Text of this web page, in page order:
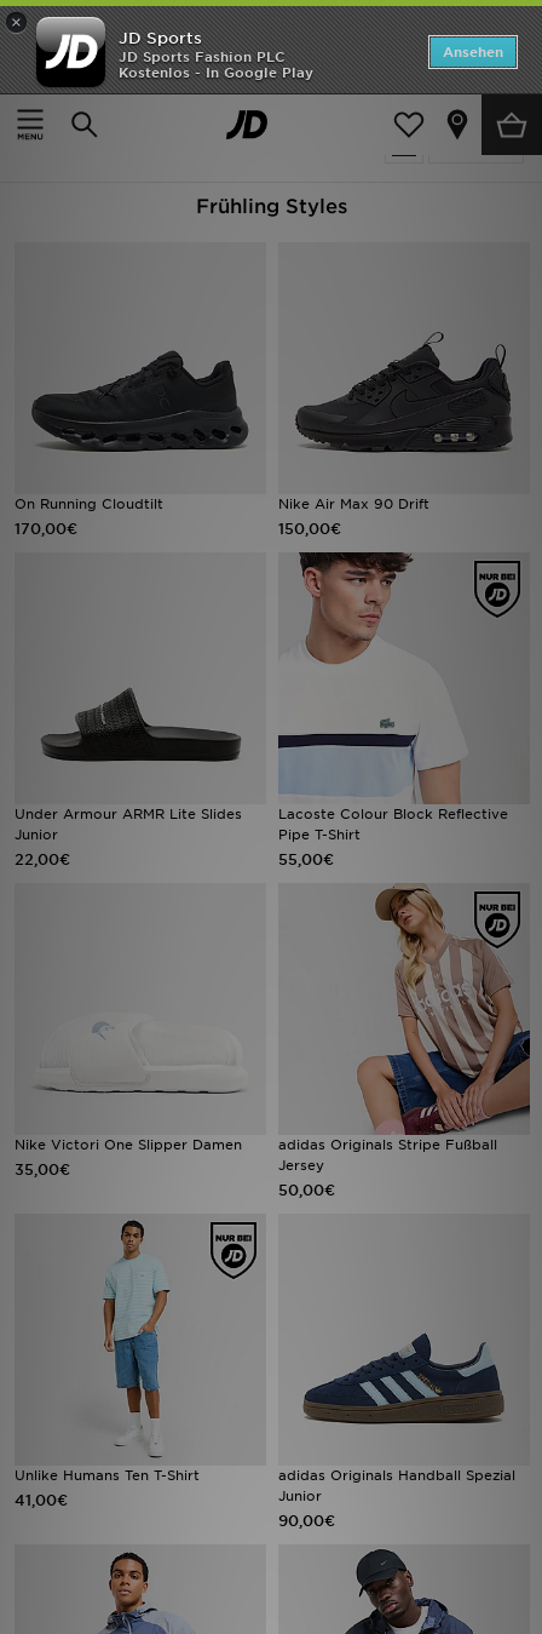
×
JD Sports
JD Sports Fashion PLC
Kostenlos - In Google Play
Ansehen
Startseite
Spring Edit
verfeinern
2398 Produkte
Frühling Styles
On Running Cloudtilt
170,00€
Nike Air Max 90 Drift
150,00€
Under Armour ARMR Lite Slides
Junior
22,00€
Lacoste Colour Block Reflective
Pipe T-Shirt
55,00€
Nike Victori One Slipper Damen
35,00€
adidas Originals Stripe Fußball
Jersey
50,00€
Unlike Humans Ten T-Shirt
41,00€
adidas Originals Handball Spezial
Junior
90,00€
Startseite
ANGEBOTE
Bestsellers
Fußball
Geschenkkarte
Filialfinder
Mein JD
Trending Styles